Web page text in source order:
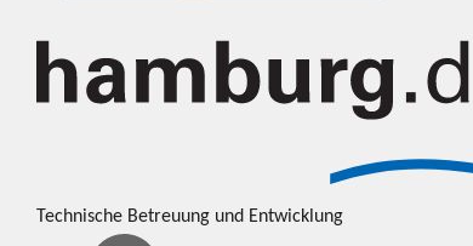
Technische Betreuung und Entwicklung